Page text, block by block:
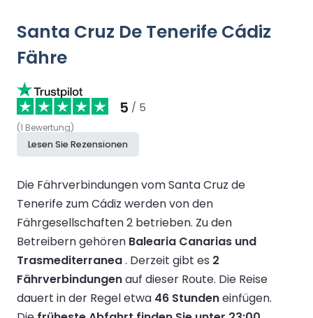
Santa Cruz De Tenerife Cádiz
Fähre
5 / 5
(1 Bewertung)
Lesen Sie Rezensionen
Die Fährverbindungen vom Santa Cruz de
Tenerife zum Cádiz werden von den
Fährgesellschaften 2 betrieben. Zu den
Betreibern gehören Balearia Canarias und
Trasmediterranea. Derzeit gibt es 2
Fährverbindungenauf dieser Route. Die Reise
dauert in der Regel etwa 46 Stundeneinfügen.